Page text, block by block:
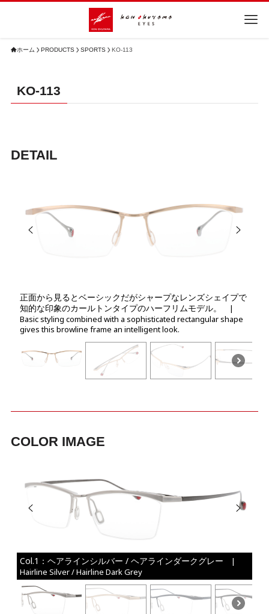
ホーム PRODUCTS SPORTS KO-113
KO-113
DETAIL
正面から見るとベーシックだがシャープなレンズシェイプで
知的な印象のカールトンタイプのハーフリムモデル。
|
Basic styling combined with a sophisticated rectangular shape
gives this browline frame an intelligent look.
COLOR IMAGE
Col.1：ヘアラインシルバー / ヘアラインダークグレー |
Hairline Silver / Hairline Dark Grey